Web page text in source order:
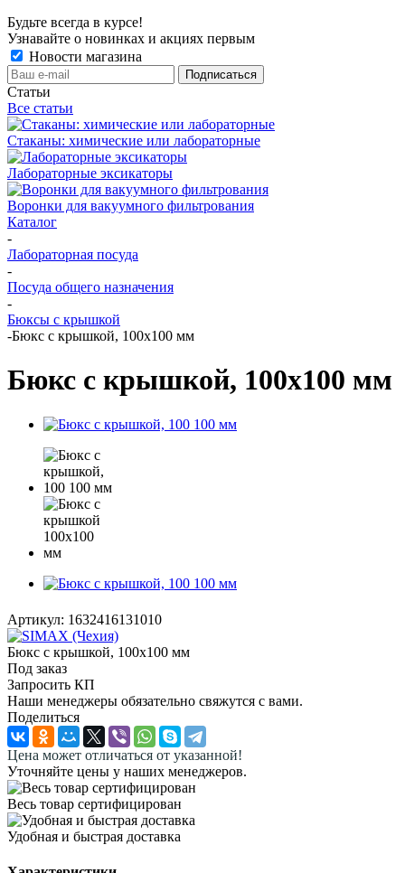
Будьте всегда в курсе!
Узнавайте о новинках и акциях первым
Новости магазина
Статьи
Все статьи
Стаканы: химические или лабораторные
Лабораторные эксикаторы
Воронки для вакуумного фильтрования
Каталог
-
Лабораторная посуда
-
Посуда общего назначения
-
Бюксы с крышкой
-Бюкс с крышкой, 100х100 мм
Бюкс с крышкой, 100х100 мм
Артикул: 1632416131010
Бюкс с крышкой, 100х100 мм
Под заказ
Запросить КП
Наши менеджеры обязательно свяжутся с вами.
Поделиться
Цена может отличаться от указанной!
Уточняйте цены у наших менеджеров.
Весь товар сертифицирован
Удобная и быстрая доставка